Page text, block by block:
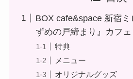
BOX cafe&space 新宿
ずめの戸締まり』カフェ
特典
メニュー
オリジナルグッズ